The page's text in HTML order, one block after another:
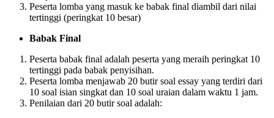
Peserta lomba yang masuk ke babak final diambil dari nilai
tertinggi (peringkat 10 besar)
Babak Final
Peserta babak final adalah peserta yang meraih peringkat 10
tertinggi pada babak penyisihan.
Peserta lomba menjawab 20 butir soal essay yang terdiri dari
10 soal isian singkat dan 10 soal uraian dalam waktu 1 jam.
Penilaian dari 20 butir soal adalah: